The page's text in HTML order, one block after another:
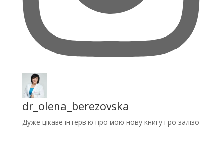
dr_olena_berezovska
Дуже цікаве інтерв'ю про мою нову книгу про залізо